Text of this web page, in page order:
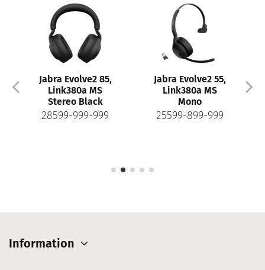
Jabra Evolve2 85,
Link380a MS
Stereo Black
28599-999-999
Jabra Evolve2 55,
Link380a MS
Mono
25599-899-999
Information